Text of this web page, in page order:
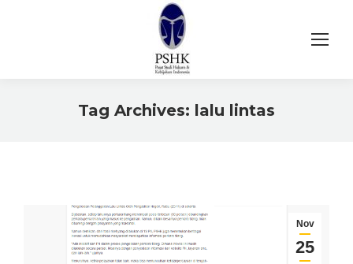
Tag Archives: lalu lintas
Nov
25